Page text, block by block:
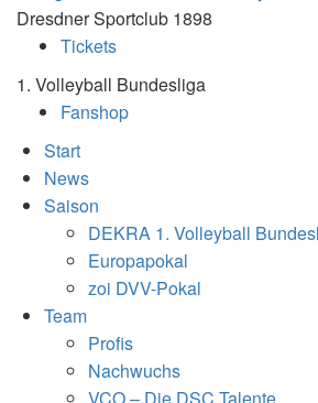
Dresdner Sportclub 1898
Tickets
1. Volleyball Bundesliga
Fanshop
Start
News
Saison
DEKRA 1. Volleyball
Europapokal
zoi DVV-Pokal
Team
Profis
Nachwuchs